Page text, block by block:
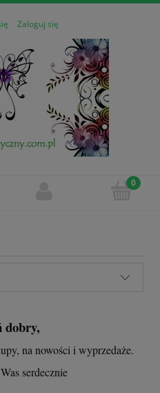
Zaloguj się
dobry,
na nowości i wyprzedaże.
serdecznie